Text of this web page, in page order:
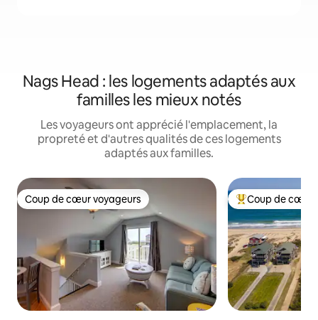
Nags Head : les logements adaptés aux
familles les mieux notés
Les voyageurs ont apprécié l'emplacement, la
propreté et d'autres qualités de ces logements
adaptés aux familles.
Coup de cœur voyageurs
Coup de cœur voyageurs Coup de cœur
Coup de cœur